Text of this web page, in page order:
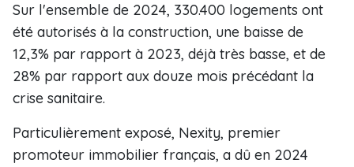
Sur l'ensemble de 2024, 330.400 logements ont
été autorisés à la construction, une baisse de
12,3% par rapport à 2023, déjà très basse, et de
28% par rapport aux douze mois précédant la
crise sanitaire.
Particulièrement exposé, Nexity, premier
promoteur immobilier français, a dû en 2024